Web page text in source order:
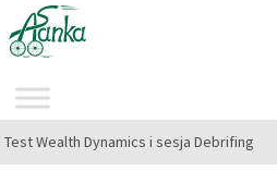
Test Wealth Dynamics i sesja Debrifing